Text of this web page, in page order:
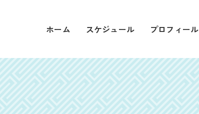
ホーム スケジュール プロフィール